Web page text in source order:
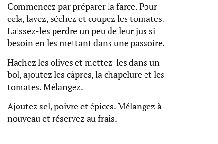
Commencez par préparer la farce. Pour
cela, lavez, séchez et coupez les tomates.
Laissez-les perdre un peu de leur jus si
besoin en les mettant dans une passoire.
Hachez les olives et mettez-les dans un
bol, ajoutez les câpres, la chapelure et les
tomates. Mélangez.
Ajoutez sel, poivre et épices. Mélangez à
nouveau et réservez au frais.